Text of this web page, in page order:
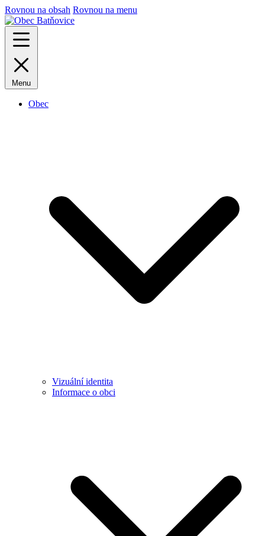
Rovnou na obsah Rovnou na menu
Menu
Obec
Vizuální identita
Informace o obci